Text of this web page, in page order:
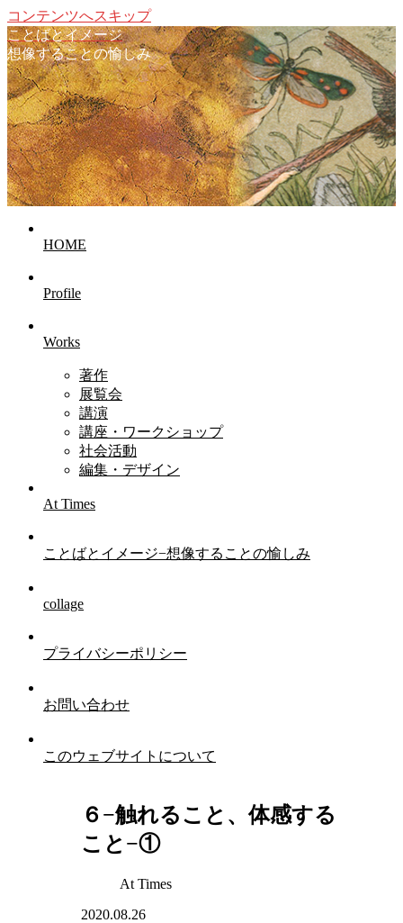
コンテンツへスキップ
ことばとイメージ
想像することの愉しみ
HOME
Profile
Works
著作
展覧会
講演
講座・ワークショップ
社会活動
編集・デザイン
At Times
ことばとイメージ−想像することの愉しみ
collage
プライバシーポリシー
お問い合わせ
このウェブサイトについて
６−触れること、体感する
こと−①
At Times
2020.08.26